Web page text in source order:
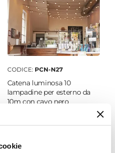
CODICE: PCN-N27
Catena luminosa 10
lampadine per esterno da
10m con cavo nero